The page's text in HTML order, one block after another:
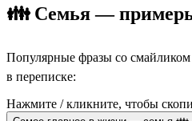
👪 Семья —
Популярные фразы со
в переписке:
Нажмите / кликните, чтобы